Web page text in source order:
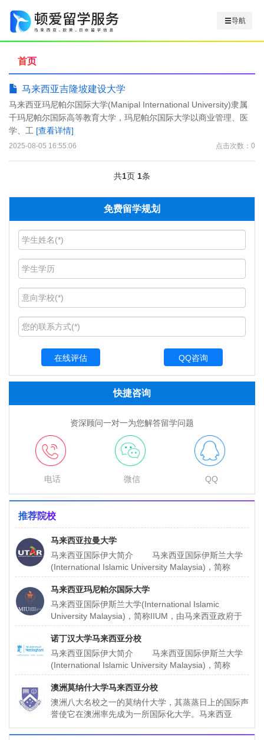
导航
首页
马来西亚吉隆坡建设大学
马来西亚玛尼帕尔国际大学(Manipal International University)隶属
千玛尼帕尔国际高等教育大学，玛尼帕尔国际大学以商业管理、医
学、工 [查看详情]
2025-08-05 16:55:06 点击次数：0
共1页 1条
免费留学规划
QQ咨询
快捷咨询
资深顾问一对一为您解答留学问题
电话 微信 QQ
推荐院校
马来西亚拉曼大学
马来西亚国际伊大简介 马来西亚国际伊斯兰大学
(International Islamic University Malaysia)，简称
IIUM，由马来西亚
马来西亚玛尼帕尔国际大学
马来西亚国际伊斯兰大学(International Islamic
University Malaysia)，简称IIUM，由马来西亚政府于
1983年倡议和主办
诺丁汉大学马来西亚分校
马来西亚国际伊大简介 马来西亚国际伊斯兰大学
(International Islamic University Malaysia)，简称
IIUM，由马来西亚
澳洲莫纳什大学马来西亚分校
澳洲八大名校之一的莫纳什大学，其蒸蒸日上的国际声
誉使它在澳洲率先成为一所国际化大学。马来西亚
MONASH大学是澳洲莫纳什（才）大学的第七所分
校。在澳洲维多利亚州